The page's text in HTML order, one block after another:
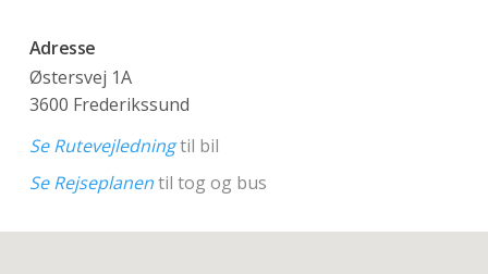
Adresse
Østersvej 1A
3600 Frederikssund
Se Rutevejledningtil bil
Se Rejseplanentil tog og bus